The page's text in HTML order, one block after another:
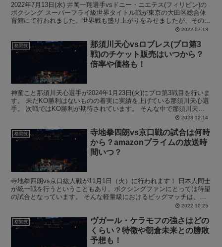
2022年7月13日(水) 井岡一翔選手vsドニー・ニエテス(フィリピン)の
ボクシング スーパーフライ級世界タイトル戦が東京の大田区総合体
育館にて行われました。世界戦も盛り上がりをみせましたが、その試
2022.07.13
格闘技
那須川天心vsロブレス(プロ第3
戦)のチケット販売はいつから？
倍率や価格も！
神童こと那須川天心選手が2024年1月23日(火)にプロ第3戦目を行いま
す。 未だKO勝利はないものの着実に実績を上げている那須川天心選
手。 次戦ではKO勝利が期待されています。 そんな中で那須川天心
2023.12.14
格闘技
寺地拳四朗vs京口戦の試合は何時
から？amazonプライムの放送時
間いつ？
寺地拳四朗vs京口紘人戦が11月1日（火）に行われます！ 日本人同士
が統一戦を行うということもあり、ボクシングファンにとっては待望
の試合となっています。 そんな軽量級におけるビッグマッチは、
2022.10.25
格闘技
ヴガール・ケラモフの強さはどの
くらい？特徴や朝倉未来との勝敗
予想も！